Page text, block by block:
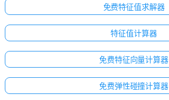
免费特征值求解器
特征值计算器
免费特征向量计算器
免费弹性碰撞计算器